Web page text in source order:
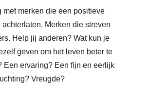
met merken die een positieve
Merken die streven
Help jij anderen? Wat kun je
geven om het leven beter te
Een ervaring? Een fijn en eerlijk
Vreugde?